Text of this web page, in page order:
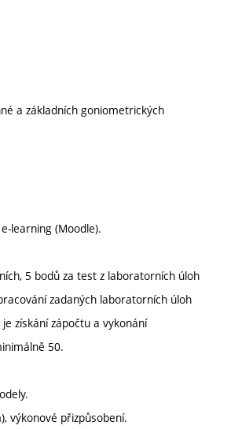
a základních goniometrických
learning (Moodle).
5 bodů za test z laboratorních úloh
zadaných laboratorních úloh
získání zápočtu a vykonání
50.
výkonové přizpůsobení.